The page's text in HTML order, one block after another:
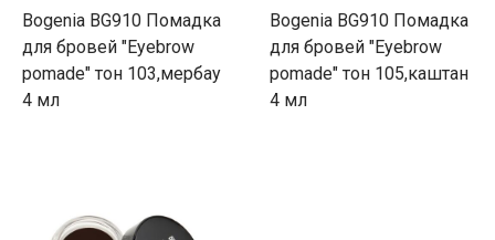
Bogenia BG910 Помадка
для бровей "Eyebrow
pomade" тон 103,мербау
4 мл
Bogenia BG910 Помадка
для бровей "Eyebrow
pomade" тон 105,каштан
4 мл